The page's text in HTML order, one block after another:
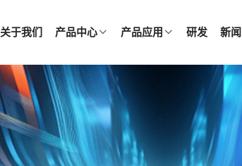
关于我们 产品中心 产品应用 研发 新闻